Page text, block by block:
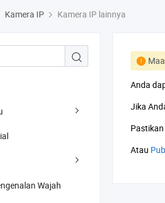
Kamera IP Kamera IP lainnya
Wajah
Anda
Jika
Atau